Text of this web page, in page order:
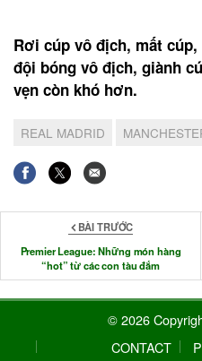
Rơi cúp vô địch, mất
đội bóng vô địch, giành
vẹn còn khó hơn.
REAL MADRID
BÀI TRƯỚC
Premier League: Những món hàng
“hot” từ các con tàu đắm
© 2026
CONTACT